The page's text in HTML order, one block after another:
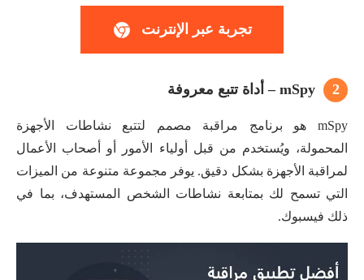
تجربة عبر الإنترنت
2 mSpy – أداة تتبع معروفة
mSpy هو برنامج مراقبة مصمم لتتبع نشاطات الأجهزة
المحمولة، ويُستخدم من قبل أولياء الأمور أو أصحاب الأعمال
لمراقبة الأجهزة بشكل دقيق. يوفر مجموعة متنوعة من الميزات
التي تسمح لك بمتابعة نشاطات الشخص المستهدف، بما في
ذلك فيسبوك.